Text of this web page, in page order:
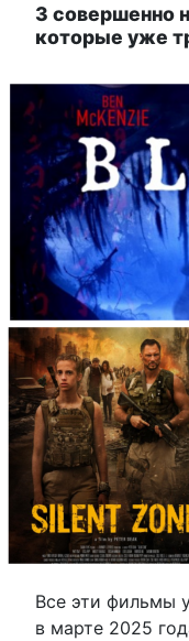
3 совершенно
которые уже
Все эти фильмы
в марте 2025